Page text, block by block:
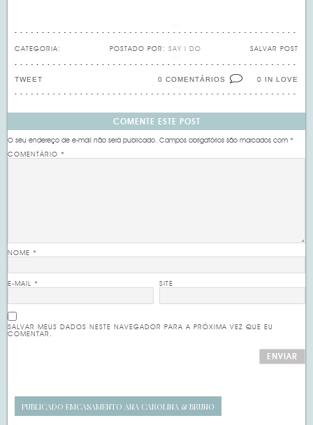
CATEGORIA: SALVAR POST
POSTADO POR: SAY I DO
0 IN LOVE
0 COMENTÁRIOS
TWEET
COMENTE ESTE POST
O seu endereço de e-mail não será publicado. Campos obrigatórios são marcados com*
COMENTÁRIO*
NOME*
E-MAIL* SITE
SALVAR MEUS DADOS NESTE NAVEGADOR PARA A PRÓXIMA VEZ QUE EU
COMENTAR.
PUBLICADO EMCASAMENTO ANA CAROLINA & BRUNO